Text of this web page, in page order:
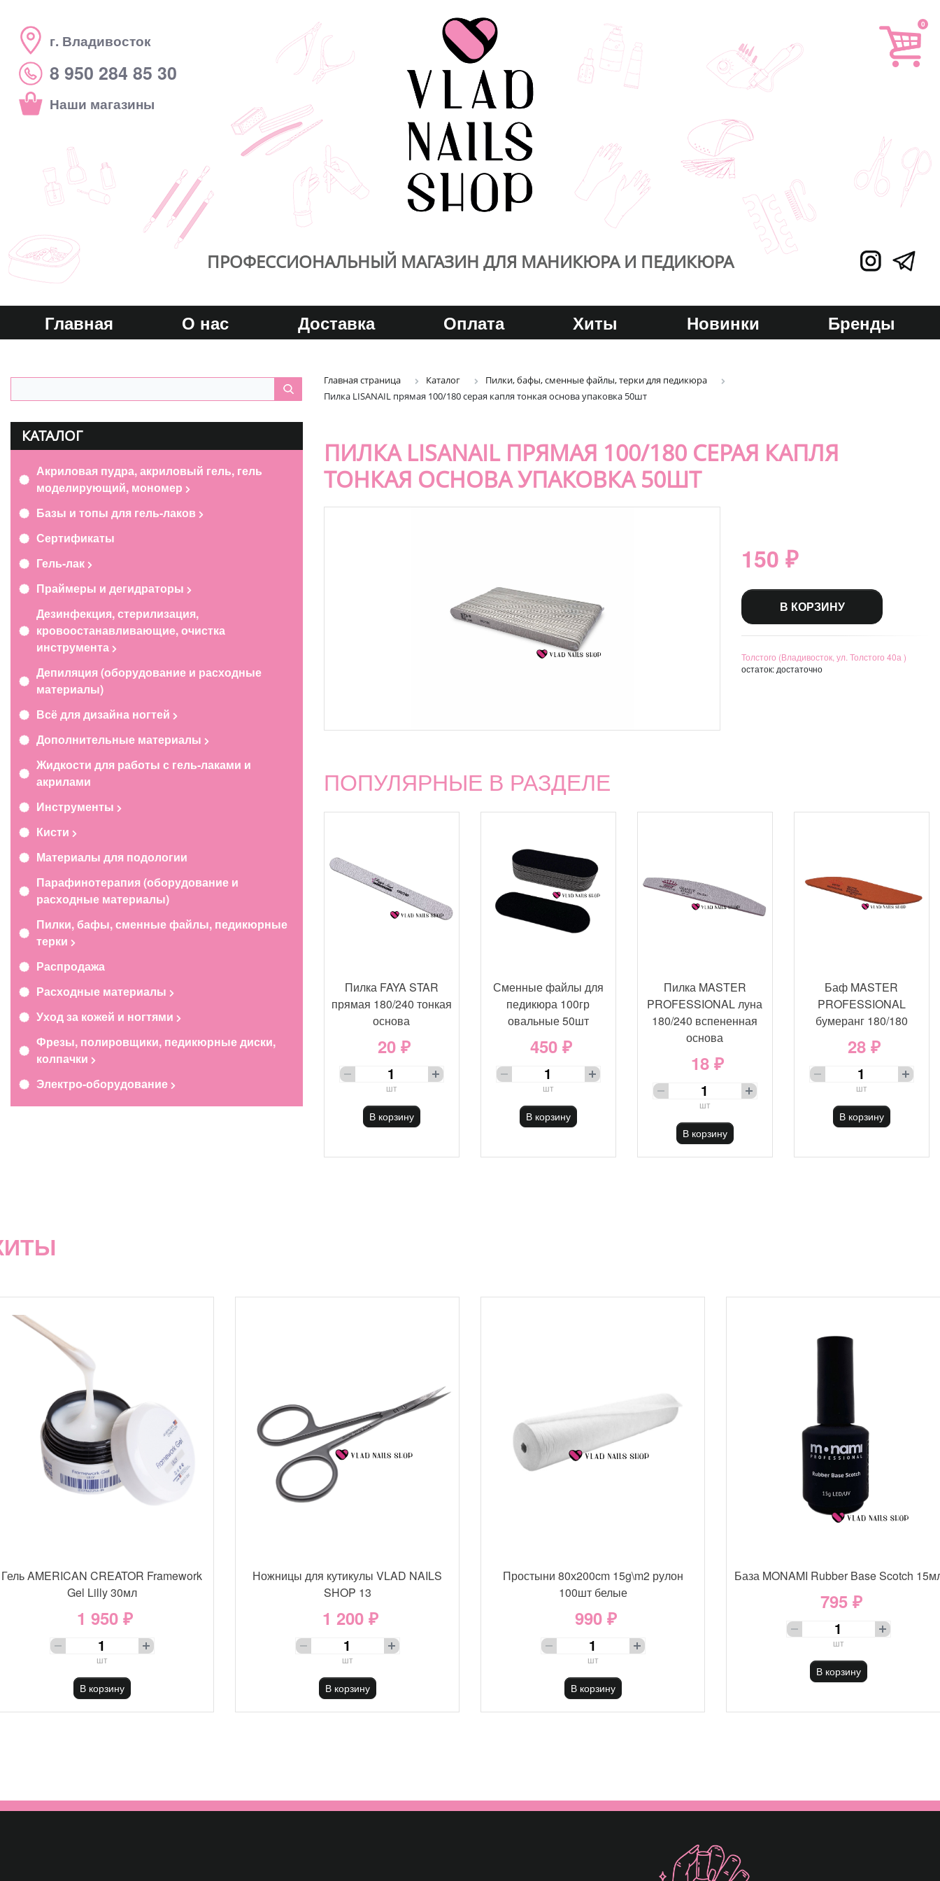
г. Владивосток
8 950 284 85 30
Наши магазины
0
ПРОФЕССИОНАЛЬНЫЙ МАГАЗИН ДЛЯ МАНИКЮРА И ПЕДИКЮРА
Главная О нас Доставка Оплата Хиты Новинки Бренды
Главная страница Каталог
Пилки, бафы, сменные файлы, терки для педикюра
Пилка LISANAIL прямая 100/180 серая капля тонкая основа упаковка 50шт
КАТАЛОГ
Акриловая пудра, акриловый гель, гель
моделирующий, мономер
Базы и топы для гель-лаков
Сертификаты
Гель-лак
Праймеры и дегидраторы
Дезинфекция, стерилизация,
кровоостанавливающие, очистка
инструмента
Депиляция (оборудование и расходные
материалы)
Всё для дизайна ногтей
Дополнительные материалы
Жидкости для работы с гель-лаками и
акрилами
Инструменты
Кисти
Материалы для подологии
Парафинотерапия (оборудование и
расходные материалы)
Пилки, бафы, сменные файлы, педикюрные
терки
Распродажа
Расходные материалы
Уход за кожей и ногтями
Фрезы, полировщики, педикюрные диски,
колпачки
Электро-оборудование
ПИЛКА LISANAIL ПРЯМАЯ 100/180 СЕРАЯ КАПЛЯ
ТОНКАЯ ОСНОВА УПАКОВКА 50ШТ
150 ₽
В КОРЗИНУ
Толстого (Владивосток, ул. Толстого 40а )
остаток:достаточно
ПОПУЛЯРНЫЕ В РАЗДЕЛЕ
Пилка FAYA STAR
прямая 180/240 тонкая
основа
20 ₽
шт
В корзину
Сменные файлы для
педикюра 100гр
овальные 50шт
450 ₽
шт
В корзину
Пилка MASTER
PROFESSIONAL луна
180/240 вспененная
основа
18 ₽
шт
В корзину
Баф MASTER
PROFESSIONAL
бумеранг 180/180
28 ₽
шт
В корзину
Гель AMERICAN CREATOR Framework
Gel Lilly 30мл
1 950 ₽
шт
В корзину
Ножницы для кутикулы VLAD NAILS
SHOP 13
1 200 ₽
шт
В корзину
Простыни 80х200cm 15g\m2 рулон
100шт белые
990 ₽
шт
В корзину
База MONAMI Rubber Base Scotch
795 ₽
шт
В корзину